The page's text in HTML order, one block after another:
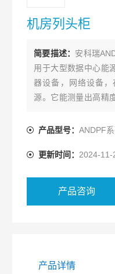
机房列头柜
简要描述： 安科瑞
用于大型数据中心能
器设备，网络设备
源。它能测量出高精
动力环境控制系统。
产品型号：ANDPF系
更新时间： 2024-11-
产品咨询
产品详情